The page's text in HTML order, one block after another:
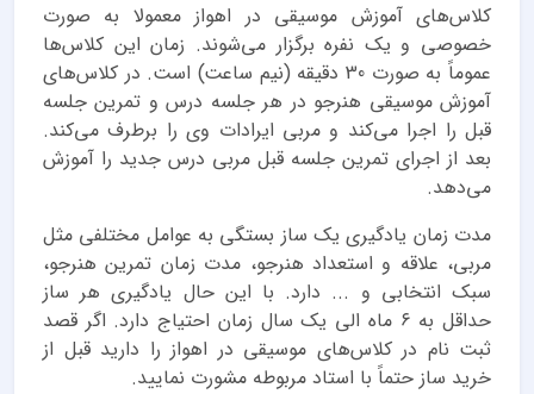
کلاس‌های آموزش موسیقی در اهواز معمولا به صورت
خصوصی و یک نفره برگزار می‌شوند. زمان این کلاس‌ها
عموماً به صورت 30 دقیقه‌ (نیم ساعت) است. در کلاس‌های
آموزش موسیقی هنرجو در هر جلسه درس و تمرین جلسه
قبل را اجرا می‌کند و مربی ایرادات وی را برطرف می‌کند.
بعد از اجرای تمرین جلسه قبل مربی درس جدید را آموزش
می‌دهد.
مدت زمان یادگیری یک ساز بستگی به عوامل مختلفی مثل
مربی، علاقه و استعداد هنرجو، مدت زمان تمرین هنرجو،
سبک انتخابی و ... دارد. با این حال یادگیری هر ساز
حداقل به ۶ ماه الی یک سال زمان احتیاج دارد. اگر قصد
ثبت نام در کلاس‌های موسیقی در اهواز را دارید قبل از
خرید ساز حتماً با استاد مربوطه مشورت نمایید.